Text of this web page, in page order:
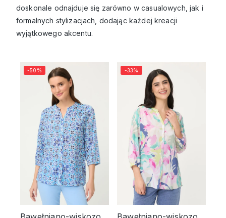
doskonale odnajduje się zarówno w casualowych, jak i
formalnych stylizacjach, dodając każdej kreacji
wyjątkowego akcentu.
-50% -33%